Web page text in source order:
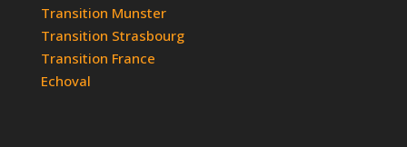
Transition Munster
Transition Strasbourg
Transition France
Echoval